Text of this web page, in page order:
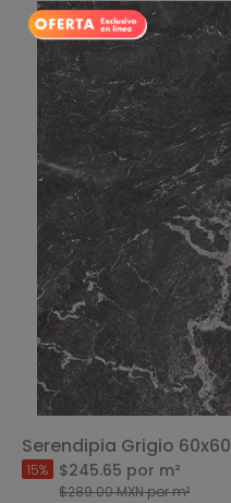
Serendipia Grigio 60x60
15% $245.65 por m²
$289.00MXNpor m²